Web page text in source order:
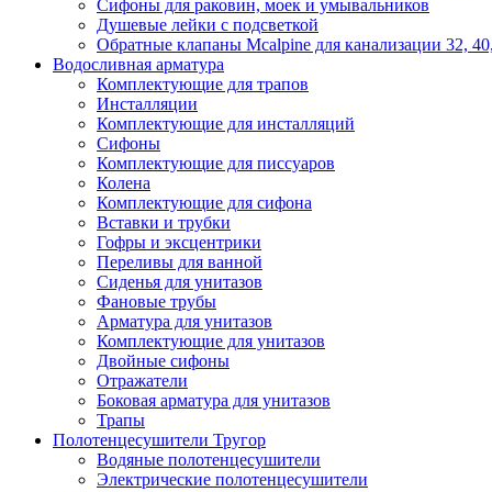
Сифоны для раковин, моек и умывальников
Душевые лейки с подсветкой
Обратные клапаны Mcalpine для канализации 32,
Водосливная арматура
Комплектующие для трапов
Инсталляции
Комплектующие для инсталляций
Сифоны
Комплектующие для писсуаров
Колена
Комплектующие для сифона
Вставки и трубки
Гофры и эксцентрики
Переливы для ванной
Сиденья для унитазов
Фановые трубы
Арматура для унитазов
Комплектующие для унитазов
Двойные сифоны
Отражатели
Боковая арматура для унитазов
Трапы
Полотенцесушители Тругор
Водяные полотенцесушители
Электрические полотенцесушители